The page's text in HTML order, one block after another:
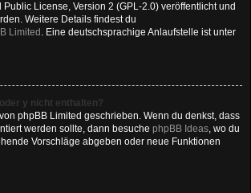
License, Version 2 (GPL-2.0) veröffentlicht und
Weitere Details findest du
Limited . Eine deutschsprachige Anlaufstelle ist unter
y nicht enthalten?
phpBB Limited geschrieben. Wenn du denkst, dass
werden sollte, dann besuche phpBB Ideas, wo du
Vorschläge abgeben oder neue Funktionen